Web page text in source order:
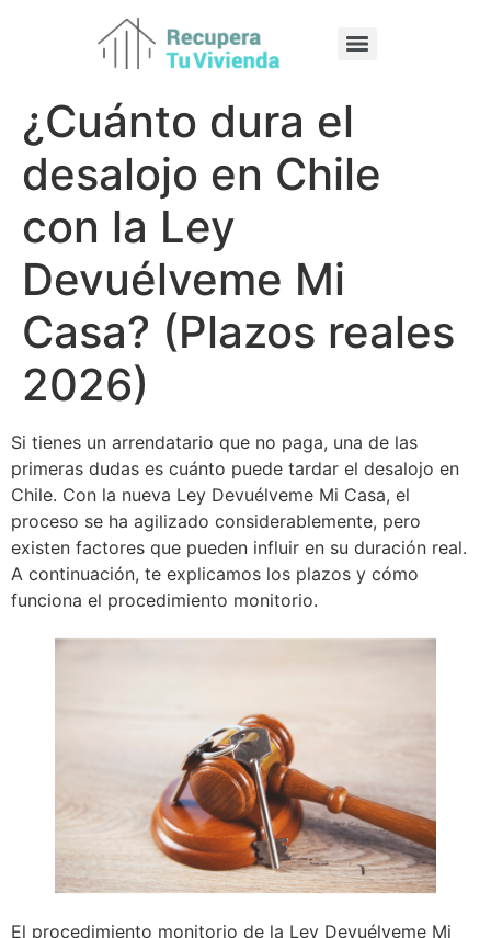
¿Cuánto dura el
desalojo en Chile
con la Ley
Devuélveme Mi
Casa? (Plazos reales
2026)
Si tienes un arrendatario que no paga, una de las
primeras dudas es cuánto puede tardar el desalojo en
Chile. Con la nueva Ley Devuélveme Mi Casa, el
proceso se ha agilizado considerablemente, pero
existen factores que pueden influir en su duración real.
A continuación, te explicamos los plazos y cómo
funciona el procedimiento monitorio.
El procedimiento monitorio de la Ley Devuélveme Mi